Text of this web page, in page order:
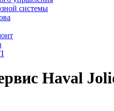
системы
Haval